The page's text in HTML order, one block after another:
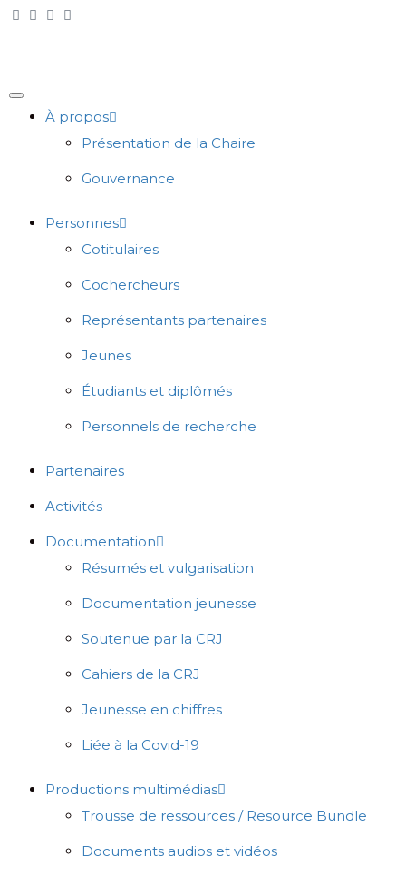
À propos
Présentation de la Chaire
Gouvernance
Personnes
Cotitulaires
Cochercheurs
Représentants partenaires
Jeunes
Étudiants et diplômés
Personnels de recherche
Partenaires
Activités
Documentation
Résumés et vulgarisation
Documentation jeunesse
Soutenue par la CRJ
Cahiers de la CRJ
Jeunesse en chiffres
Liée à la Covid-19
Productions multimédias
Trousse de ressources / Resource Bundle
Documents audios et vidéos